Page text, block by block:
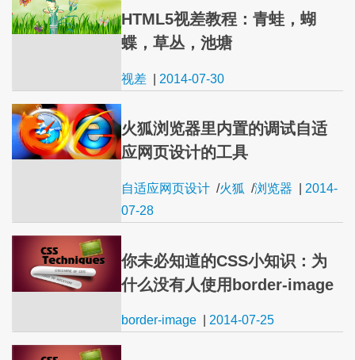
HTML5视差教程：青蛙，蝴
蝶，草丛，池塘
视差 2014-07-30
火狐浏览器里内置的调试自适
应网页设计的工具
自适应网页设计 /火狐 /浏览器
2014-
07-28
你未必知道的CSS小知识：为
什么没有人使用border-image
border-image 2014-07-25